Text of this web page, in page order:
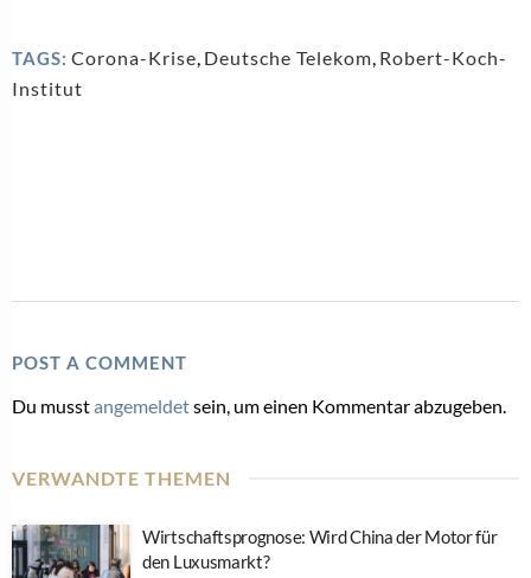
TAGS: Corona-Krise, Deutsche Telekom, Robert-Koch-
Institut
POST A COMMENT
Du musstangemeldetsein, um einen Kommentar abzugeben.
VERWANDTE THEMEN
Wirtschaftsprognose: Wird China der Motor für
den Luxusmarkt?